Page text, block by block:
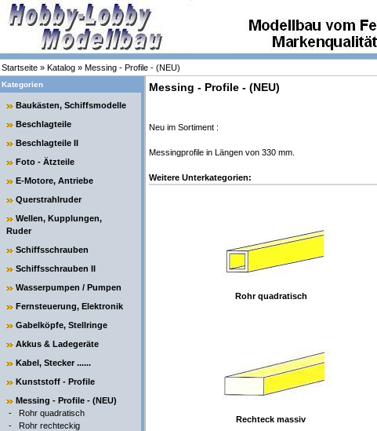
Startseite » Katalog » Messing - Profile - (NEU)
Kategorien
Baukästen, Schiffsmodelle
Beschlagteile
Beschlagteile II
Foto - Ätzteile
E-Motore, Antriebe
Querstrahlruder
Wellen, Kupplungen,
Ruder
Schiffsschrauben
Schiffsschrauben II
Wasserpumpen / Pumpen
Fernsteuerung, Elektronik
Gabelköpfe, Stellringe
Akkus & Ladegeräte
Kabel, Stecker ......
Kunststoff - Profile
Messing - Profile - (NEU)
- Rohr quadratisch
- Rohr rechteckig
Messing - Profile - (NEU)
Neu im Sortiment :
Messingprofile in Längen von 330 mm.
Weitere Unterkategorien:
Rohr quadratisch
Rechteck massiv